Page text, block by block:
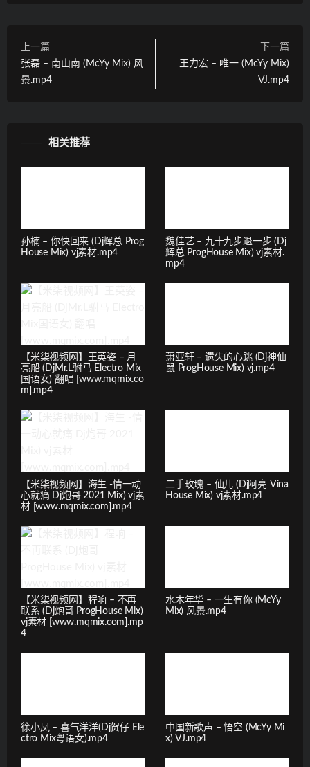
上一篇
张磊 – 南山南 (McYy Mix) 风
景.mp4
下一篇
王力宏 – 唯一 (McYy Mix)
VJ.mp4
相关推荐
孙楠 – 你快回来 (Dj辉总 Prog
House Mix) vj素材.mp4
魏佳艺 – 九十九步退一步 (Dj
辉总 ProgHouse Mix) vj素材.
mp4
【米柒视频网】王英姿 – 月
亮船 (DjMr.L驸马 Electro Mix
国语女) 翻唱 [www.mqmix.co
m].mp4
萧亚轩 – 遗失的心跳 (Dj神仙
鼠 ProgHouse Mix) vj.mp4
【米柒视频网】海生 -情一动
心就痛 Dj炮哥 2021 Mix) vj素
材 [www.mqmix.com].mp4
二手玫瑰 – 仙儿 (Dj阿亮 Vina
House Mix) vj素材.mp4
【米柒视频网】程响 – 不再
联系 (Dj炮哥 ProgHouse Mix)
vj素材 [www.mqmix.com].mp
4
水木年华 – 一生有你 (McYy
Mix) 风景.mp4
徐小凤 – 喜气洋洋(Dj贺仔 Ele
ctro Mix粤语女).mp4
中国新歌声 – 悟空 (McYy Mi
x) VJ.mp4